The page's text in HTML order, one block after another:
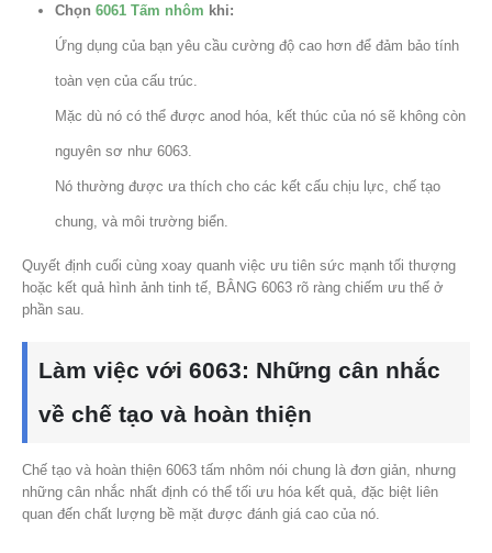
Chọn 6061 Tấm nhôm khi:
Ứng dụng của bạn yêu cầu cường độ cao hơn để đảm bảo tính
toàn vẹn của cấu trúc.
Mặc dù nó có thể được anod hóa, kết thúc của nó sẽ không còn
nguyên sơ như 6063.
Nó thường được ưa thích cho các kết cấu chịu lực, chế tạo
chung, và môi trường biển.
Quyết định cuối cùng xoay quanh việc ưu tiên sức mạnh tối thượng
hoặc kết quả hình ảnh tinh tế, BẰNG 6063 rõ ràng chiếm ưu thế ở
phần sau.
Làm việc với 6063: Những cân nhắc
về chế tạo và hoàn thiện
Chế tạo và hoàn thiện 6063 tấm nhôm nói chung là đơn giản, nhưng
những cân nhắc nhất định có thể tối ưu hóa kết quả, đặc biệt liên
quan đến chất lượng bề mặt được đánh giá cao của nó.